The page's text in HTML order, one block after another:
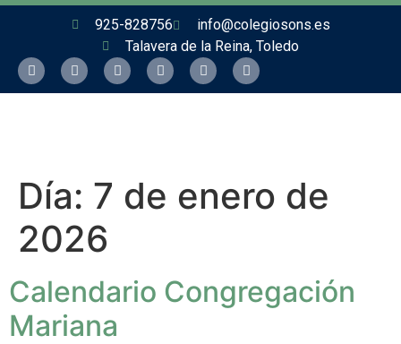
925-828756
info@colegiosons.es
Talavera de la Reina, Toledo
Día: 7 de enero de
2026
Calendario Congregación
Mariana